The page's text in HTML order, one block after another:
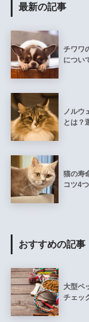
最新の記事
チワワ
につい
ノルウ
とは？
猫の寿
コツ4つ
おすすめの記事
大型ペ
チェッ